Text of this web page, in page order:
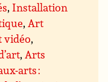
, Installation
,Art
vidéo,
,Arts
arts :